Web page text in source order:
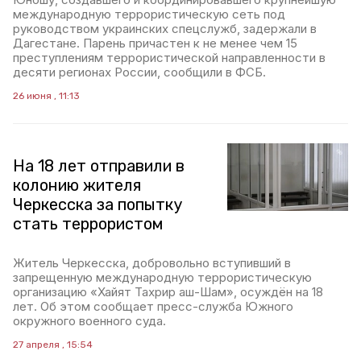
международную террористическую сеть под
руководством украинских спецслужб, задержали в
Дагестане. Парень причастен к не менее чем 15
преступлениям террористической направленности в
десяти регионах России, сообщили в ФСБ.
26 июня , 11:13
На 18 лет отправили в
колонию жителя
Черкесска за попытку
стать террористом
Житель Черкесска, добровольно вступивший в
запрещенную международную террористическую
организацию «Хайят Тахрир аш-Шам», осуждён на 18
лет. Об этом сообщает пресс-служба Южного
окружного военного суда.
27 апреля , 15:54